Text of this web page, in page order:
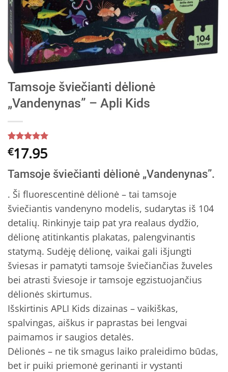
Tamsoje šviečianti dėlionė
„Vandenynas” – Apli Kids
Įvertinimas:
5iš 5
įvertinimų:
5
€17.95
Tamsoje šviečianti dėlionė „Vandenynas”.
. Ši fluorescentinė dėlionė – tai tamsoje
šviečiantis vandenyno modelis, sudarytas iš 104
detalių. Rinkinyje taip pat yra realaus dydžio,
dėlionę atitinkantis plakatas, palengvinantis
statymą. Sudėję dėlionę, vaikai gali išjungti
šviesas ir pamatyti tamsoje šviečiančias žuveles
bei atrasti šviesoje ir tamsoje egzistuojančius
dėlionės skirtumus.
Išskirtinis APLI Kids dizainas – vaikiškas,
spalvingas, aiškus ir paprastas bei lengvai
paimamos ir saugios detalės.
Dėlionės – ne tik smagus laiko praleidimo būdas,
bet ir puiki priemonė gerinanti ir vystanti